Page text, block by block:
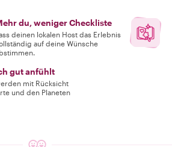
du, weniger Checkliste
deinen lokalen Host das Erlebnis
auf deine Wünsche
gut anfühlt
mit Rücksicht
und den Planeten